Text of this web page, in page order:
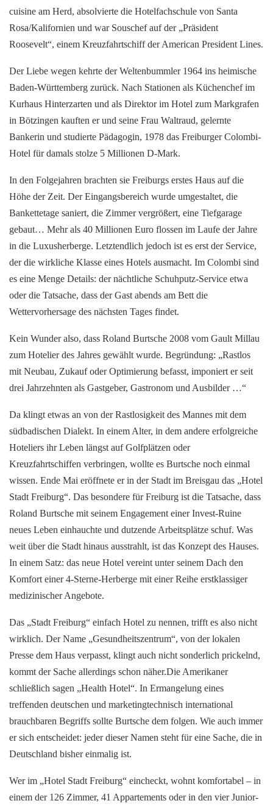
cuisine am Herd, absolvierte die Hotelfachschule von Santa
Rosa/Kalifornien und war Souschef auf der „Präsident
Roosevelt“, einem Kreuzfahrtschiff der American President Lines.
Der Liebe wegen kehrte der Weltenbummler 1964 ins heimische
Baden-Württemberg zurück. Nach Stationen als Küchenchef im
Kurhaus Hinterzarten und als Direktor im Hotel zum Markgrafen
in Bötzingen kauften er und seine Frau Waltraud, gelernte
Bankerin und studierte Pädagogin, 1978 das Freiburger Colombi-
Hotel für damals stolze 5 Millionen D-Mark.
In den Folgejahren brachten sie Freiburgs erstes Haus auf die
Höhe der Zeit. Der Eingangsbereich wurde umgestaltet, die
Bankettetage saniert, die Zimmer vergrößert, eine Tiefgarage
gebaut… Mehr als 40 Millionen Euro flossen im Laufe der Jahre
in die Luxusherberge. Letztendlich jedoch ist es erst der Service,
der die wirkliche Klasse eines Hotels ausmacht. Im Colombi sind
es eine Menge Details: der nächtliche Schuhputz-Service etwa
oder die Tatsache, dass der Gast abends am Bett die
Wettervorhersage des nächsten Tages findet.
Kein Wunder also, dass Roland Burtsche 2008 vom Gault Millau
zum Hotelier des Jahres gewählt wurde. Begründung: „Rastlos
mit Neubau, Zukauf oder Optimierung befasst, imponiert er seit
drei Jahrzehnten als Gastgeber, Gastronom und Ausbilder …“
Da klingt etwas an von der Rastlosigkeit des Mannes mit dem
südbadischen Dialekt. In einem Alter, in dem andere erfolgreiche
Hoteliers ihr Leben längst auf Golfplätzen oder
Kreuzfahrtschiffen verbringen, wollte es Burtsche noch einmal
wissen. Ende Mai eröffnete er in der Stadt im Breisgau das „Hotel
Stadt Freiburg“. Das besondere für Freiburg ist die Tatsache, dass
Roland Burtsche mit seinem Engagement einer Invest-Ruine
neues Leben einhauchte und dutzende Arbeitsplätze schuf. Was
weit über die Stadt hinaus ausstrahlt, ist das Konzept des Hauses.
In einem Satz: das neue Hotel vereint unter seinem Dach den
Komfort einer 4-Sterne-Herberge mit einer Reihe erstklassiger
medizinischer Angebote.
Das „Stadt Freiburg“ einfach Hotel zu nennen, trifft es also nicht
wirklich. Der Name „Gesundheitszentrum“, von der lokalen
Presse dem Haus verpasst, klingt auch nicht sonderlich prickelnd,
kommt der Sache allerdings schon näher.Die Amerikaner
schließlich sagen „Health Hotel“. In Ermangelung eines
treffenden deutschen und marketingtechnisch international
brauchbaren Begriffs sollte Burtsche dem folgen. Wie auch immer
er sich entscheidet: jeder dieser Namen steht für eine Sache, die in
Deutschland bisher einmalig ist.
Wer im „Hotel Stadt Freiburg“ eincheckt, wohnt komfortabel – in
einem der 126 Zimmer, 41 Appartements oder in den vier Junior-